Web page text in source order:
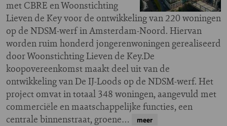
met CBRE en Woonstichting
Lieven de Key voor de ontwikkeling van 220 woningen
op de NDSM-werf in Amsterdam-Noord. Hiervan
worden ruim honderd jongerenwoningen gerealiseerd
door Woonstichting Lieven de Key.De
koopovereenkomst maakt deel uit van de
ontwikkeling van De IJ-Loods op de NDSM-werf. Het
project omvat in totaal 348 woningen, aangevuld met
commerciële en maatschappelijke functies, een
centrale binnenstraat, groene…
meer